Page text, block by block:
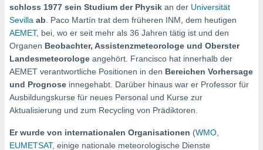
dass
sind.
diese
die
auf
schloss 1977 sein Studium der Physik an der Universität
Sevilla ab. Paco Martín trat dem früheren INM, dem heutigen
AEMET, bei, wo er seit mehr als 36 Jahren tätig ist und den
Organen Beobachter, Assistenzmeteorologe und Oberster
Landesmeteorologe angehört. Francisco hat innerhalb der
AEMET verantwortliche Positionen in den Bereichen Vorhersage
und Prognose innegehabt. Darüber hinaus war er Professor für
Ausbildungskurse für neues Personal und Kurse zur
Aktualisierung und zum Recycling von Prädiktoren.
Er wurde von internationalen Organisationen (WMO,
EUMETSAT, einige nationale meteorologische Dienste